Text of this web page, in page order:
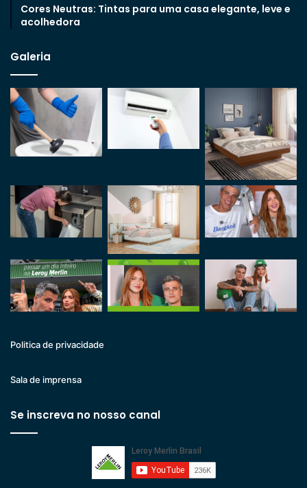
Cores Neutras: Tintas para uma casa elegante, leve e
acolhedora
Galeria
Politica de privacidade
Sala de imprensa
Se inscreva no nosso canal